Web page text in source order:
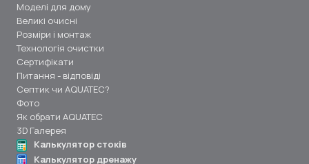
Моделі для дому
Великі очисні
Розміри і монтаж
Технологія очистки
Сертифікати
Питання - відповіді
Септик чи AQUATEC?
Фото
Як обрати AQUATEC
3D Галерея
Калькулятор стоків
Калькулятор дренажу